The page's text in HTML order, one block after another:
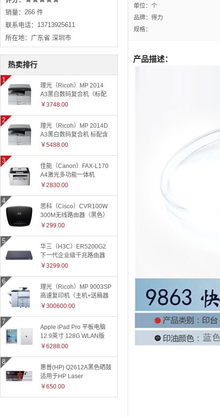
单位：个
品牌：得力
规格：
产品描述：
销量：266 件
联系电话：13713925611
所在地：广东省 深圳市
热卖排行
理光（Ricoh）MP 2014
A3黑白数码复合机（标配
有线网络+国产工作台）
￥3748.00
理光（Ricoh）MP 2014D
A3黑白数码复合机 标配含
盖板
￥5488.00
佳能（Canon）FAX-L170
A4激光多功能一体机
￥2830.00
思科（Cisco）CVR100W
300M无线路由器（黑色）
￥299.00
华三（H3C）ER5200G2
下一代企业级千兆路由器
￥3299.00
理光（Ricoh）MP 9003SP
高速复印机（主机+送稿器
+小册子装订器）
￥300600.00
Apple iPad Pro 平板电脑
12.9英寸 128G WLAN版
ML0Q2CH 银色
￥6288.00
惠普(HP) Q2612A黑色硒鼓
适用于HP Laser
Jet1010/1015/1018/1020plus/1022/3015/3020/3030/050/3050z/
￥650.00